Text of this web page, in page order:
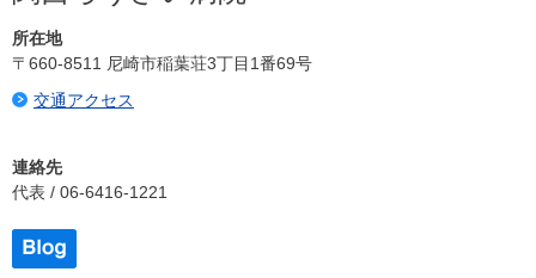
所在地
〒660-8511 尼崎市稲葉荘3丁目1番69号
交通アクセス
連絡先
代表 / 06-6416-1221